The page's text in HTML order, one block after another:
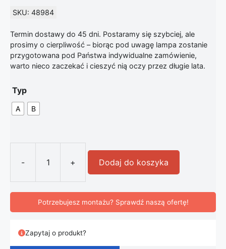
SKU: 48984
Termin dostawy do 45 dni. Postaramy się szybciej, ale
prosimy o cierpliwość – biorąc pod uwagę lampa zostanie
przygotowana pod Państwa indywidualne zamówienie,
warto nieco zaczekać i cieszyć nią oczy przez długie lata.
Typ
A B
-
ilość Nowoczesna Elegancka
+ Dodaj do koszyka
Potrzebujesz montażu? Sprawdź naszą ofertę!
Zapytaj o produkt?